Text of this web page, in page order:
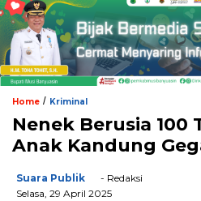
Home / Kriminal
Nenek Berusia 100
Anak Kandung
Suara Publik
- Redaksi
Selasa, 29 April 2025